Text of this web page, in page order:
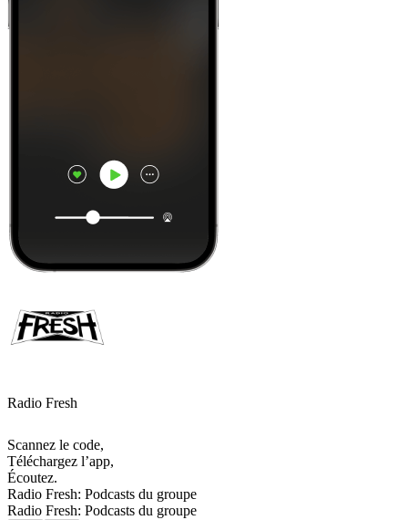
Radio Fresh
Scannez le code,
Téléchargez l’app,
Écoutez.
Radio Fresh: Podcasts du groupe
Radio Fresh: Podcasts du groupe